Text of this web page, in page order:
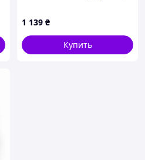
соти, 50x70)
1 139 ₴
Купить